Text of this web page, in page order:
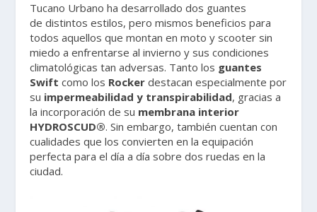
Tucano Urbano ha desarrollado dos guantes
de distintos estilos, pero mismos beneficios para
todos aquellos que montan en moto y scooter sin
miedo a enfrentarse al invierno y sus condiciones
climatológicas tan adversas. Tanto los guantes
Swift como los Rocker destacan especialmente por
su impermeabilidad y transpirabilidad, gracias a
la incorporación de su membrana interior
HYDROSCUD®. Sin embargo, también cuentan con
cualidades que los convierten en la equipación
perfecta para el día a día sobre dos ruedas en la
ciudad.